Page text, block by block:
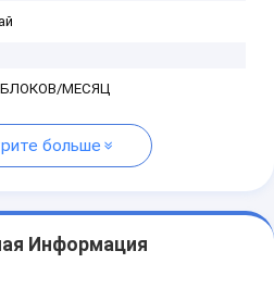
БЛОКОВ/МЕСЯЦ
больше
Информация